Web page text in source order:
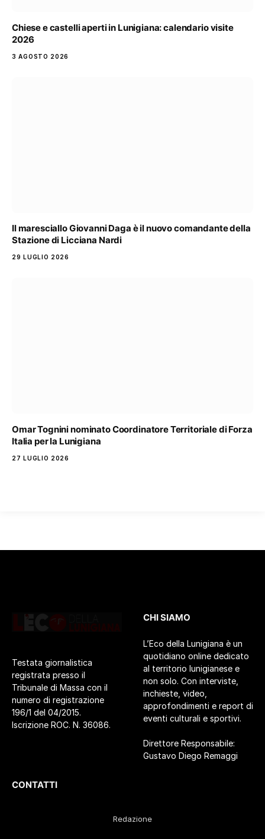
Chiese e castelli aperti in Lunigiana: calendario visite
2026
3 AGOSTO 2026
Il maresciallo Giovanni Daga è il nuovo comandante della
Stazione di Licciana Nardi
29 LUGLIO 2026
Omar Tognini nominato Coordinatore Territoriale di Forza
Italia per la Lunigiana
27 LUGLIO 2026
Testata giornalistica
registrata presso il
Tribunale di Massa con il
numero di registrazione
196/1 del 04/2015.
Iscrizione ROC. N. 36086.
CHI SIAMO
L’Eco della Lunigiana è un
quotidiano online dedicato
al territorio lunigianese e
non solo. Con interviste,
inchieste, video,
approfondimenti e report di
eventi culturali e sportivi.
Direttore Responsabile:
Gustavo Diego Remaggi
CONTATTI
Redazione